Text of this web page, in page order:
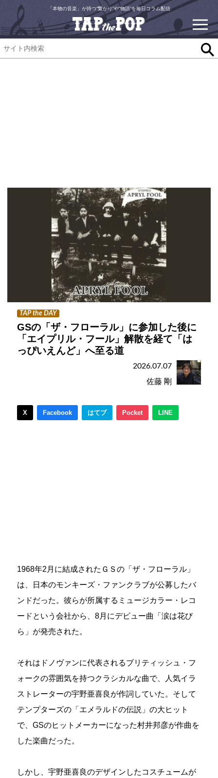
「本物の音楽」が持つ“繋がり”や“物語”を毎日コラム配信
TAP the DAY
GSの「ザ・フローラル」に参加した後に
「エイプリル・フール」解散を経て「は
っぴいえんど」へ至る道
2026.07.07
佐藤 剛
X Facebook はてブ Pocket LINE
1968年2月に結成されたＧＳの「ザ・フローラル」
は、日本のモンキーズ・ファンクラブが公募したバ
ンドだった。彼らが所属するミュージカラー・レコ
ードという会社から、8月にデビュー曲「涙は花び
ら」が発売された。
それはドノヴァンに代表されるブリティッシュ・フ
ォークの雰囲気を持つクラシカルな曲で、人気イラ
ストレーターの宇野亜喜良が作詞していた。そして
テンプターズの「エメラルドの伝説」の大ヒット
で、GSのヒットメーカーになった村井邦彦が作曲を
した楽曲だった。
しかし、宇野亜喜良のデザインしたコスチュームが